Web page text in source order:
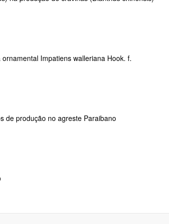
Impatiens walleriana Hook. f.
de produção no agreste Paraibano